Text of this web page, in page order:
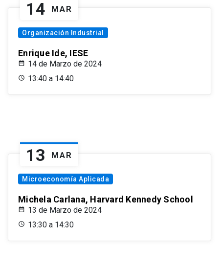
14 MAR
Organización Industrial
Enrique Ide, IESE
14 de Marzo de 2024
13:40 a 14:40
13 MAR
Microeconomía Aplicada
Michela Carlana, Harvard Kennedy School
13 de Marzo de 2024
13:30 a 14:30